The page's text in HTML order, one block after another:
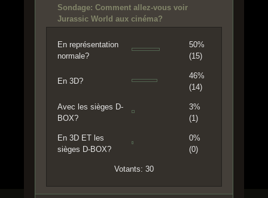
Sondage: Comment allez-vous voir
Jurassic World aux cinéma?
En représentation
normale?
50%
(15)
En 3D?
46%
(14)
Avec les sièges D-
BOX?
3%
(1)
En 3D ET les
sièges D-BOX?
0%
(0)
Votants: 30